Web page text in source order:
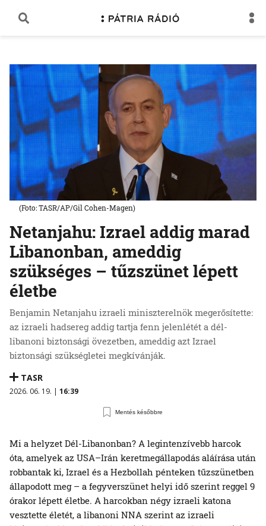
Netanjahu: Izrael addig marad
Libanonban, ameddig
szükséges – tűzszünet lépett
életbe
Benjamin Netanjahu izraeli miniszterelnök megerősítette:
az izraeli hadsereg addig tartja fenn jelenlétét a dél-
libanoni biztonsági övezetben, ameddig azt Izrael
biztonsági szükségletei megkívánják.
TASR
2026. 06. 19. | 16:39
Mentés későbbre
(Foto: TASR/AP/Gil Cohen-Magen)
Mi a helyzet Dél-Libanonban? A legintenzívebb harcok
óta, amelyek az USA–Irán keretmegállapodás aláírása után
robbantak ki, Izrael és a Hezbollah pénteken tűzszünetben
állapodott meg – a fegyverszünet helyi idő szerint reggel 9
órakor lépett életbe. A harcokban négy izraeli katona
vesztette életét, a libanoni NNA szerint az izraeli